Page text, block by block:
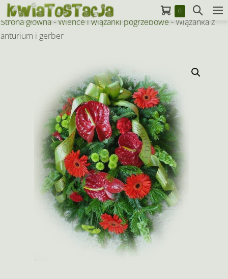
Skip
to
content
Koszyk
0Items
in
Search
Toggle
Strona główna- Wieńce i wiązanki pogrzebowe - Wiązanka z
anturium i gerber